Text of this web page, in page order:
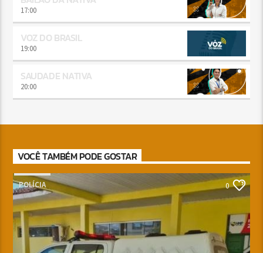
17:00
VOZ DO BRASIL
19:00
SAUDADE NATIVA
20:00
VOCÊ TAMBÉM PODE GOSTAR
POLÍCIA 0